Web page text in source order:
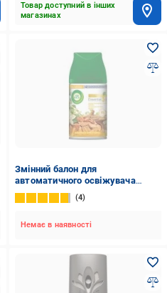
Товар доступний в інших
магазинах
Змінний балон для
автоматичного освіжувача
повітря Air Wick Сандалове
дерево та чуттєва ваніль 250 мл
4
Немає в наявності